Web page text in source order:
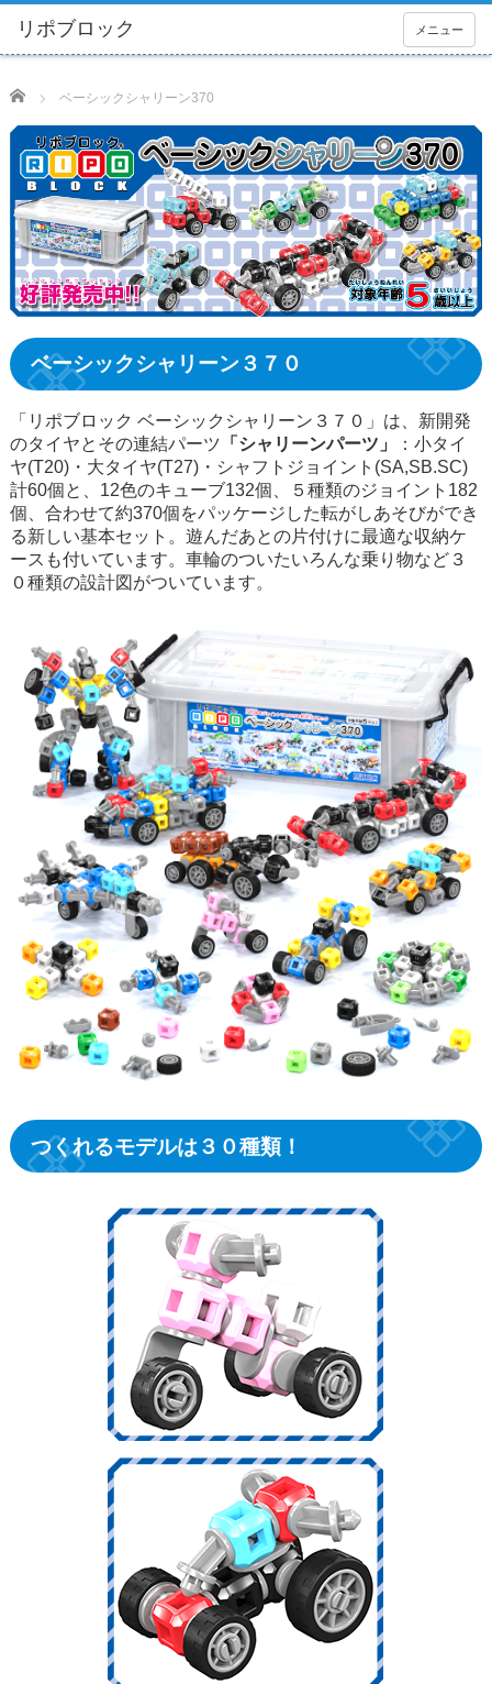
メニュー
Home ベーシックシャリーン370
ベーシックシャリーン３７０
「リポブロック ベーシックシャリーン３７０」は、新開発
のタイヤとその連結パーツ 「シャリーンパーツ」
：小タイ
ヤ(T20)・大タイヤ(T27)・シャフトジョイント(SA,SB.SC)
計60個と、12色のキューブ132個、５種類のジョイント182
個、合わせて約370個をパッケージした転がしあそびができ
る新しい基本セット。遊んだあとの片付けに最適な収納ケ
ースも付いています。車輪のついたいろんな乗り物など３
０種類の設計図がついています。
つくれるモデルは３０種類！